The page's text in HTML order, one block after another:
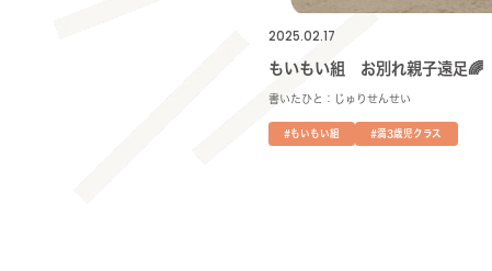
2025.02.17
もいもい組 お別れ親子遠足🌈
書いたひと：じゅりせんせい
#もいもい組 #満3歳児クラス